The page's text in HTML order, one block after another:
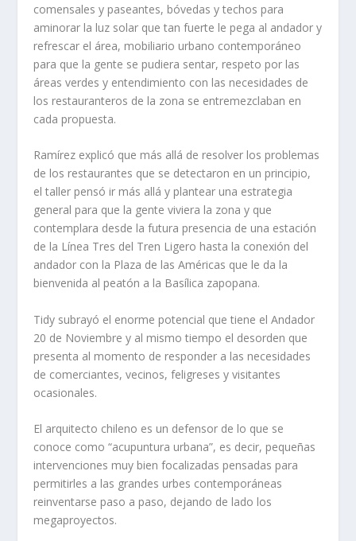
comensales y paseantes, bóvedas y techos para
aminorar la luz solar que tan fuerte le pega al andador y
refrescar el área, mobiliario urbano contemporáneo
para que la gente se pudiera sentar, respeto por las
áreas verdes y entendimiento con las necesidades de
los restauranteros de la zona se entremezclaban en
cada propuesta.
Ramírez explicó que más allá de resolver los problemas
de los restaurantes que se detectaron en un principio,
el taller pensó ir más allá y plantear una estrategia
general para que la gente viviera la zona y que
contemplara desde la futura presencia de una estación
de la Línea Tres del Tren Ligero hasta la conexión del
andador con la Plaza de las Américas que le da la
bienvenida al peatón a la Basílica zapopana.
Tidy subrayó el enorme potencial que tiene el Andador
20 de Noviembre y al mismo tiempo el desorden que
presenta al momento de responder a las necesidades
de comerciantes, vecinos, feligreses y visitantes
ocasionales.
El arquitecto chileno es un defensor de lo que se
conoce como “acupuntura urbana”, es decir, pequeñas
intervenciones muy bien focalizadas pensadas para
permitirles a las grandes urbes contemporáneas
reinventarse paso a paso, dejando de lado los
megaproyectos.